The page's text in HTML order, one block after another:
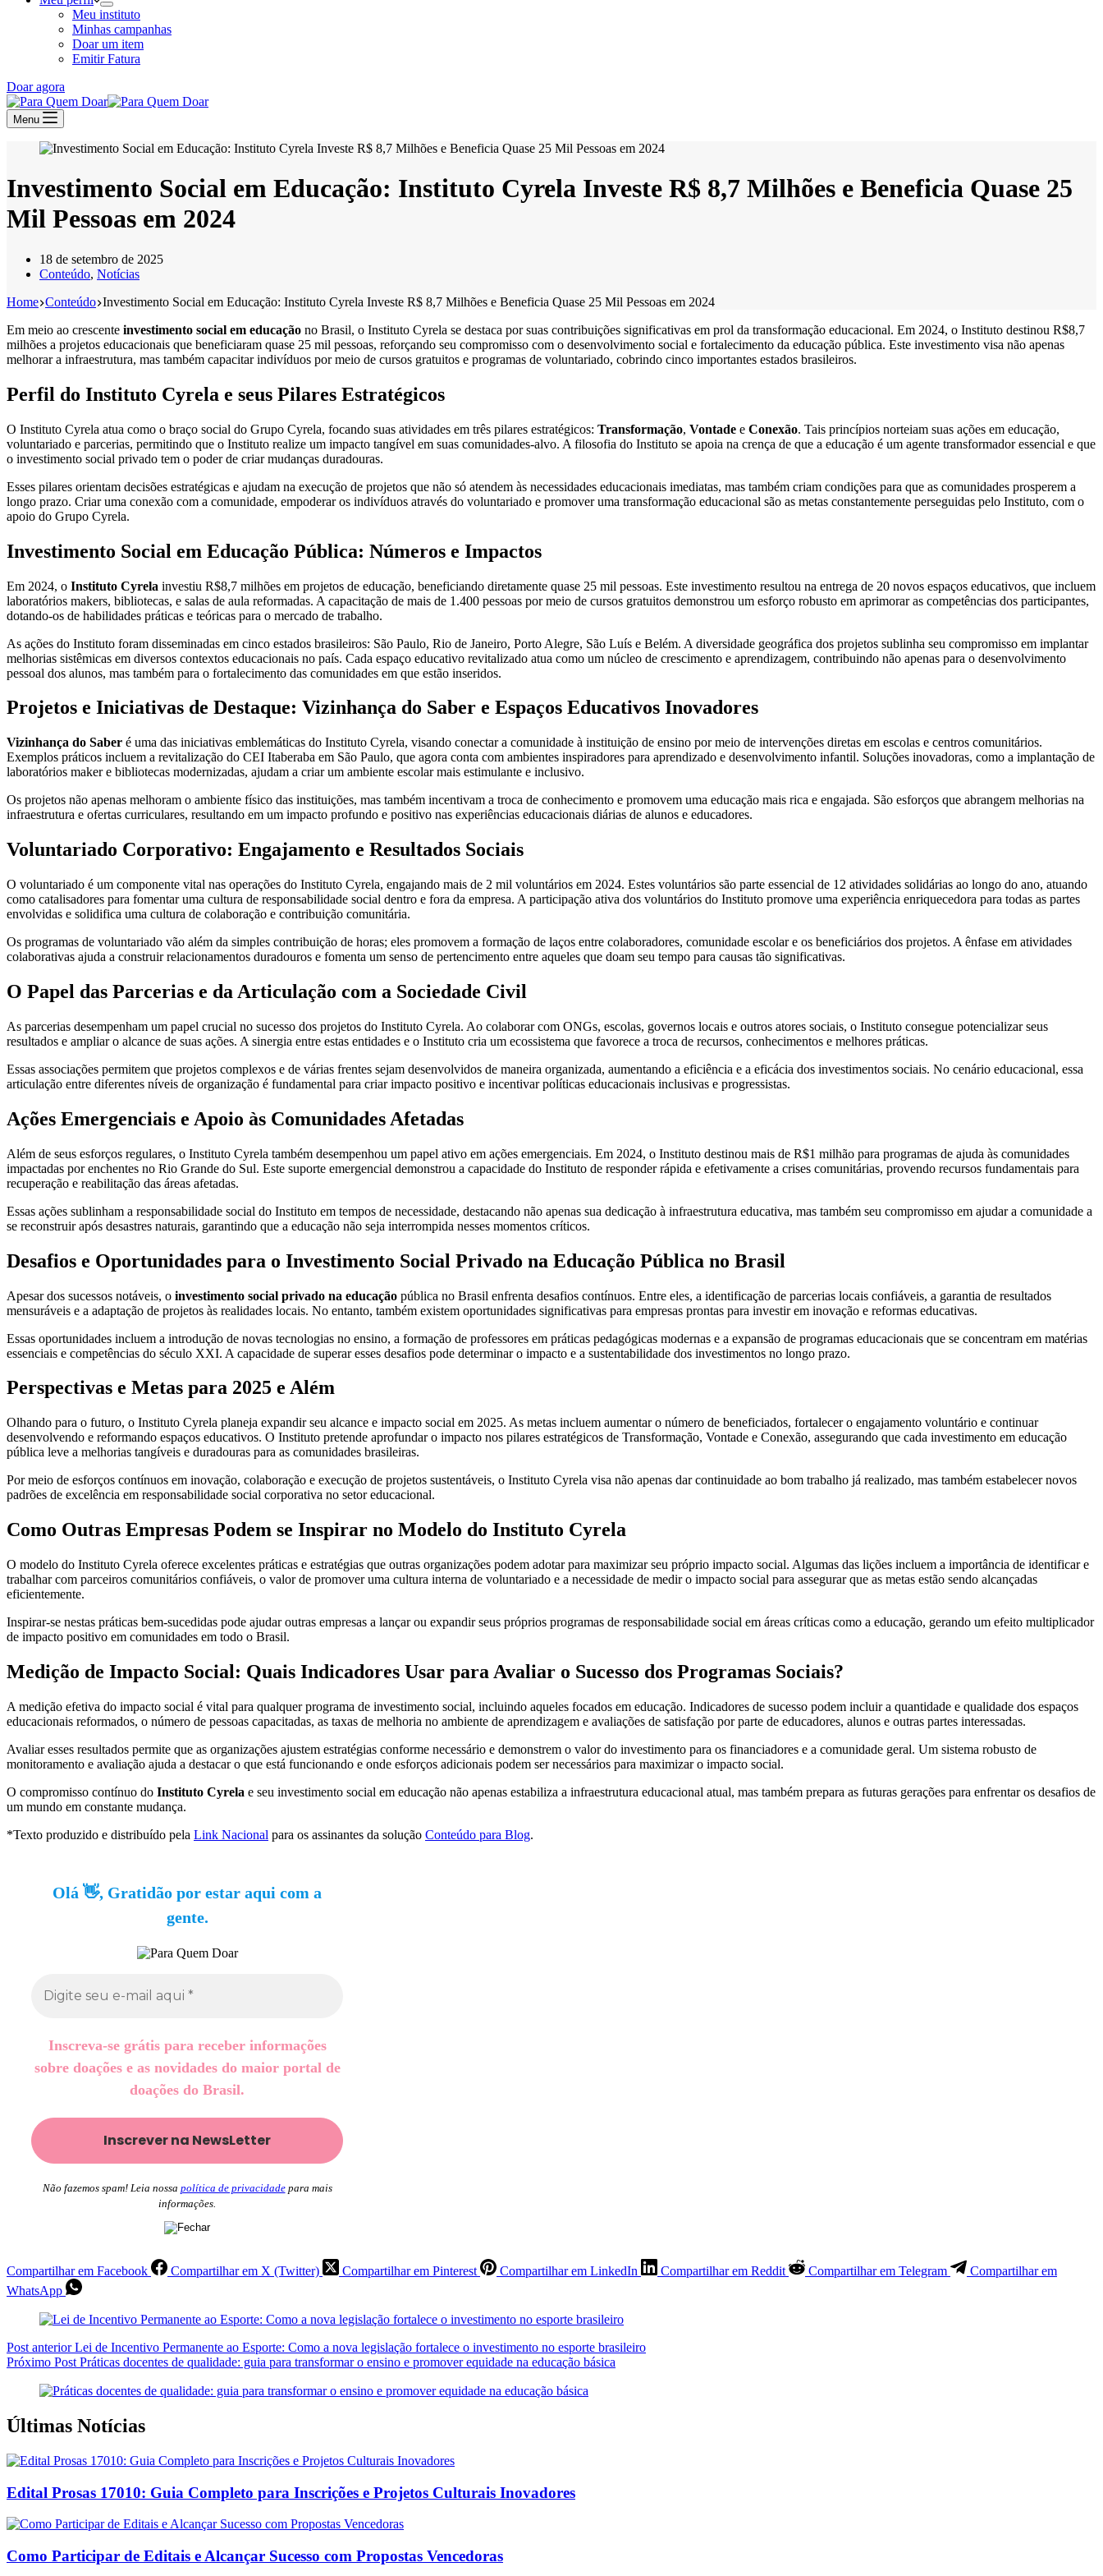
Meu instituto
Minhas campanhas
Doar um item
Emitir Fatura
Doar agora
Menu
Investimento Social em Educação: Instituto Cyrela Investe R$ 8,7 Milhões e Beneficia Quase 25
Mil Pessoas em 2024
18 de setembro de 2025
Conteúdo, Notícias
Home Conteúdo Investimento Social em Educação: Instituto Cyrela Investe R$ 8,7 Milhões e Beneficia Quase 25 Mil Pessoas em 2024
Em meio ao crescente investimento social em educação no Brasil, o Instituto Cyrela se destaca por suas contribuições significativas em prol da transformação educacional. Em 2024, o Instituto destinou R$8,7
milhões a projetos educacionais que beneficiaram quase 25 mil pessoas, reforçando seu compromisso com o desenvolvimento social e fortalecimento da educação pública. Este investimento visa não apenas
melhorar a infraestrutura, mas também capacitar indivíduos por meio de cursos gratuitos e programas de voluntariado, cobrindo cinco importantes estados brasileiros.
Perfil do Instituto Cyrela e seus Pilares Estratégicos
O Instituto Cyrela atua como o braço social do Grupo Cyrela, focando suas atividades em três pilares estratégicos: Transformação, Vontade e Conexão. Tais princípios norteiam suas ações em educação,
voluntariado e parcerias, permitindo que o Instituto realize um impacto tangível em suas comunidades-alvo. A filosofia do Instituto se apoia na crença de que a educação é um agente transformador essencial e que
o investimento social privado tem o poder de criar mudanças duradouras.
Esses pilares orientam decisões estratégicas e ajudam na execução de projetos que não só atendem às necessidades educacionais imediatas, mas também criam condições para que as comunidades prosperem a
longo prazo. Criar uma conexão com a comunidade, empoderar os indivíduos através do voluntariado e promover uma transformação educacional são as metas constantemente perseguidas pelo Instituto, com o
apoio do Grupo Cyrela.
Investimento Social em Educação Pública: Números e Impactos
Em 2024, o Instituto Cyrela investiu R$8,7 milhões em projetos de educação, beneficiando diretamente quase 25 mil pessoas. Este investimento resultou na entrega de 20 novos espaços educativos, que incluem
laboratórios makers, bibliotecas, e salas de aula reformadas. A capacitação de mais de 1.400 pessoas por meio de cursos gratuitos demonstrou um esforço robusto em aprimorar as competências dos participantes,
dotando-os de habilidades práticas e teóricas para o mercado de trabalho.
As ações do Instituto foram disseminadas em cinco estados brasileiros: São Paulo, Rio de Janeiro, Porto Alegre, São Luís e Belém. A diversidade geográfica dos projetos sublinha seu compromisso em implantar
melhorias sistêmicas em diversos contextos educacionais no país. Cada espaço educativo revitalizado atua como um núcleo de crescimento e aprendizagem, contribuindo não apenas para o desenvolvimento
pessoal dos alunos, mas também para o fortalecimento das comunidades em que estão inseridos.
Projetos e Iniciativas de Destaque: Vizinhança do Saber e Espaços Educativos Inovadores
Vizinhança do Saber é uma das iniciativas emblemáticas do Instituto Cyrela, visando conectar a comunidade à instituição de ensino por meio de intervenções diretas em escolas e centros comunitários.
Exemplos práticos incluem a revitalização do CEI Itaberaba em São Paulo, que agora conta com ambientes inspiradores para aprendizado e desenvolvimento infantil. Soluções inovadoras, como a implantação de
laboratórios maker e bibliotecas modernizadas, ajudam a criar um ambiente escolar mais estimulante e inclusivo.
Os projetos não apenas melhoram o ambiente físico das instituições, mas também incentivam a troca de conhecimento e promovem uma educação mais rica e engajada. São esforços que abrangem melhorias na
infraestrutura e ofertas curriculares, resultando em um impacto profundo e positivo nas experiências educacionais diárias de alunos e educadores.
Voluntariado Corporativo: Engajamento e Resultados Sociais
O voluntariado é um componente vital nas operações do Instituto Cyrela, engajando mais de 2 mil voluntários em 2024. Estes voluntários são parte essencial de 12 atividades solidárias ao longo do ano, atuando
como catalisadores para fomentar uma cultura de responsabilidade social dentro e fora da empresa. A participação ativa dos voluntários do Instituto promove uma experiência enriquecedora para todas as partes
envolvidas e solidifica uma cultura de colaboração e contribuição comunitária.
Os programas de voluntariado vão além da simples contribuição de horas; eles promovem a formação de laços entre colaboradores, comunidade escolar e os beneficiários dos projetos. A ênfase em atividades
colaborativas ajuda a construir relacionamentos duradouros e fomenta um senso de pertencimento entre aqueles que doam seu tempo para causas tão significativas.
O Papel das Parcerias e da Articulação com a Sociedade Civil
As parcerias desempenham um papel crucial no sucesso dos projetos do Instituto Cyrela. Ao colaborar com ONGs, escolas, governos locais e outros atores sociais, o Instituto consegue potencializar seus
resultados e ampliar o alcance de suas ações. A sinergia entre estas entidades e o Instituto cria um ecossistema que favorece a troca de recursos, conhecimentos e melhores práticas.
Essas associações permitem que projetos complexos e de várias frentes sejam desenvolvidos de maneira organizada, aumentando a eficiência e a eficácia dos investimentos sociais. No cenário educacional, essa
articulação entre diferentes níveis de organização é fundamental para criar impacto positivo e incentivar políticas educacionais inclusivas e progressistas.
Ações Emergenciais e Apoio às Comunidades Afetadas
Além de seus esforços regulares, o Instituto Cyrela também desempenhou um papel ativo em ações emergenciais. Em 2024, o Instituto destinou mais de R$1 milhão para programas de ajuda às comunidades
impactadas por enchentes no Rio Grande do Sul. Este suporte emergencial demonstrou a capacidade do Instituto de responder rápida e efetivamente a crises comunitárias, provendo recursos fundamentais para
recuperação e reabilitação das áreas afetadas.
Essas ações sublinham a responsabilidade social do Instituto em tempos de necessidade, destacando não apenas sua dedicação à infraestrutura educativa, mas também seu compromisso em ajudar a comunidade a
se reconstruir após desastres naturais, garantindo que a educação não seja interrompida nesses momentos críticos.
Desafios e Oportunidades para o Investimento Social Privado na Educação Pública no Brasil
Apesar dos sucessos notáveis, o investimento social privado na educação pública no Brasil enfrenta desafios contínuos. Entre eles, a identificação de parcerias locais confiáveis, a garantia de resultados
mensuráveis e a adaptação de projetos às realidades locais. No entanto, também existem oportunidades significativas para empresas prontas para investir em inovação e reformas educativas.
Essas oportunidades incluem a introdução de novas tecnologias no ensino, a formação de professores em práticas pedagógicas modernas e a expansão de programas educacionais que se concentram em matérias
essenciais e competências do século XXI. A capacidade de superar esses desafios pode determinar o impacto e a sustentabilidade dos investimentos no longo prazo.
Perspectivas e Metas para 2025 e Além
Olhando para o futuro, o Instituto Cyrela planeja expandir seu alcance e impacto social em 2025. As metas incluem aumentar o número de beneficiados, fortalecer o engajamento voluntário e continuar
desenvolvendo e reformando espaços educativos. O Instituto pretende aprofundar o impacto nos pilares estratégicos de Transformação, Vontade e Conexão, assegurando que cada investimento em educação
pública leve a melhorias tangíveis e duradouras para as comunidades brasileiras.
Por meio de esforços contínuos em inovação, colaboração e execução de projetos sustentáveis, o Instituto Cyrela visa não apenas dar continuidade ao bom trabalho já realizado, mas também estabelecer novos
padrões de excelência em responsabilidade social corporativa no setor educacional.
Como Outras Empresas Podem se Inspirar no Modelo do Instituto Cyrela
O modelo do Instituto Cyrela oferece excelentes práticas e estratégias que outras organizações podem adotar para maximizar seu próprio impacto social. Algumas das lições incluem a importância de identificar e
trabalhar com parceiros comunitários confiáveis, o valor de promover uma cultura interna de voluntariado e a necessidade de medir o impacto social para assegurar que as metas estão sendo alcançadas
eficientemente.
Inspirar-se nestas práticas bem-sucedidas pode ajudar outras empresas a lançar ou expandir seus próprios programas de responsabilidade social em áreas críticas como a educação, gerando um efeito multiplicador
de impacto positivo em comunidades em todo o Brasil.
Medição de Impacto Social: Quais Indicadores Usar para Avaliar o Sucesso dos Programas Sociais?
A medição efetiva do impacto social é vital para qualquer programa de investimento social, incluindo aqueles focados em educação. Indicadores de sucesso podem incluir a quantidade e qualidade dos espaços
educacionais reformados, o número de pessoas capacitadas, as taxas de melhoria no ambiente de aprendizagem e avaliações de satisfação por parte de educadores, alunos e outras partes interessadas.
Avaliar esses resultados permite que as organizações ajustem estratégias conforme necessário e demonstrem o valor do investimento para os financiadores e a comunidade geral. Um sistema robusto de
monitoramento e avaliação ajuda a destacar o que está funcionando e onde esforços adicionais podem ser necessários para maximizar o impacto social.
O compromisso contínuo do Instituto Cyrela e seu investimento social em educação não apenas estabiliza a infraestrutura educacional atual, mas também prepara as futuras gerações para enfrentar os desafios de
um mundo em constante mudança.
*Texto produzido e distribuído pela Link Nacional para os assinantes da solução Conteúdo para Blog.
Olá 👋, Gratidão por estar aqui com a
gente.
Inscreva-se grátis para receber informações
sobre doações e as novidades do maior portal de
doações do Brasil.
Não fazemos spam! Leia nossa política de privacidadepara mais
informações.
Compartilhar em Facebook Compartilhar em X (Twitter) Compartilhar em Pinterest Compartilhar em LinkedIn Compartilhar em Reddit Compartilhar em Telegram
Compartilhar em
WhatsApp
Post anteriorLei de Incentivo Permanente ao Esporte: Como a nova legislação fortalece o investimento no esporte brasileiro
Próximo Post Práticas docentes de qualidade: guia para transformar o ensino e promover equidade na educação básica
Últimas Notícias
Edital Prosas 17010: Guia Completo para Inscrições e Projetos Culturais Inovadores
Como Participar de Editais e Alcançar Sucesso com Propostas Vencedoras